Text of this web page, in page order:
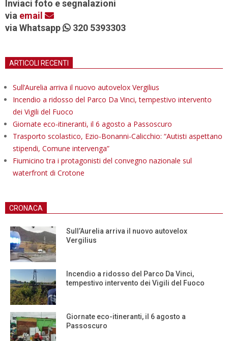
Inviaci foto e segnalazioni
via email
via Whatsapp
320 5393303
ARTICOLI RECENTI
Sull’Aurelia arriva il nuovo autovelox Vergilius
Incendio a ridosso del Parco Da Vinci, tempestivo intervento
dei Vigili del Fuoco
Giornate eco-itineranti, il 6 agosto a Passoscuro
Trasporto scolastico, Ezio-Bonanni-Calicchio: “Autisti aspettano
stipendi, Comune intervenga”
Fiumicino tra i protagonisti del convegno nazionale sul
waterfront di Crotone
CRONACA
Sull’Aurelia arriva il nuovo autovelox
Vergilius
Incendio a ridosso del Parco Da Vinci,
tempestivo intervento dei Vigili del Fuoco
Giornate eco-itineranti, il 6 agosto a
Passoscuro